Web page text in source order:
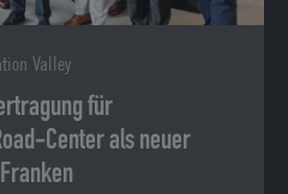
Valley
für
Center als neuer